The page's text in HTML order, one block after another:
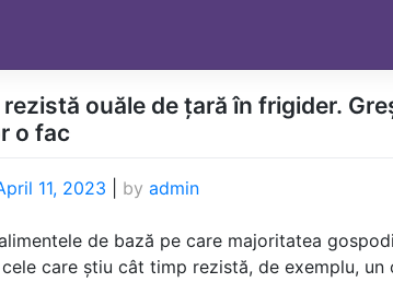
ouăle de țară în frigider.
o fac
11, 2023 by admin
de bază pe care majoritatea
care știu cât timp rezistă, de exemplu, un